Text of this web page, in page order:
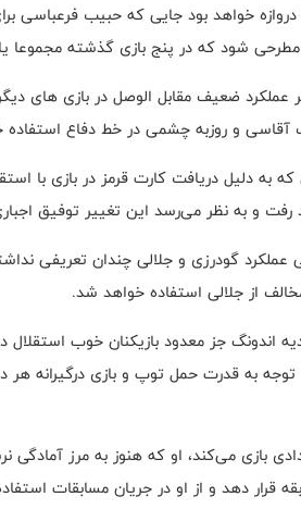
خواهد بود جایی که حبیب فرعباسی
مطرحی شود که در پنج بازی گذشته مجموعا
عملکرد ضعیف مقابل الوصل در بازی های
آقاسی و روزبه چشمی در خط دفاع استفاده
به دلیل دریافت کارت قرمز در بازی با
رفت و به نظر می‌رسد این تغییر توفیق
گودرزی و جلالی چندان تعریفی
از جلالی استفاده خواهد شد.
اندونگ جز معدود بازیکنان خوب استقلال
توجه به قدرت حمل توپ و بازی درگیرانه
بازی می‌کند، او که هنوز به مرز آمادگی
قرار دهد و از او در جریان مسابقات